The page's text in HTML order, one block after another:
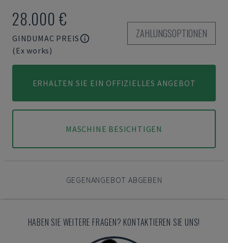
28.000 €
GINDUMAC PREIS
(Ex works)
ZAHLUNGSOPTIONEN
ERHALTEN SIE EIN OFFIZIELLES ANGEBOT
MASCHINE BESICHTIGEN
GEGENANGEBOT ABGEBEN
HABEN SIE WEITERE FRAGEN? KONTAKTIEREN SIE UNS!